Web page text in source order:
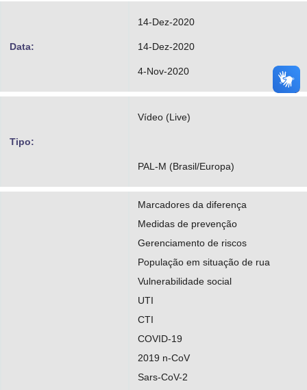
Leão, Luís Henrique
Data:
14-Dez-2020
14-Dez-2020
4-Nov-2020
Tipo:
Vídeo (Live)
PAL-M (Brasil/Europa)
Marcadores da diferença
Medidas de prevenção
Gerenciamento de riscos
População em situação de rua
Vulnerabilidade social
UTI
CTI
COVID-19
2019 n-CoV
Sars-CoV-2